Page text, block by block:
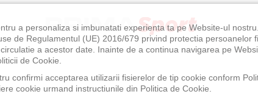
a personaliza si imbunatati experienta ta pe Website-ul
de Regulamentul (UE) 2016/679 privind protectia persoanelor
a acestor date. Inainte de a continua navigarea pe
de Cookie.
confirmi acceptarea utilizarii fisierelor de tip cookie conform
cookie urmand instructiunile din Politica de Cookie.